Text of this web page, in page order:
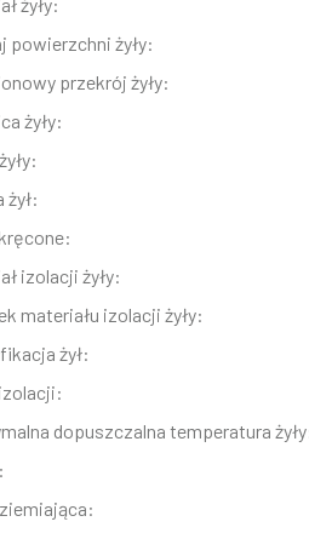
powierzchni żyły:
przekrój żyły:
żyły:
żył:
izolacji żyły:
materiału izolacji żyły:
żył:
dopuszczalna temperatura